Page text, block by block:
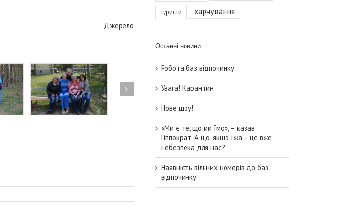
Джерело
туристи харчування
Останні новини
Робота баз відпочинку
Увага! Карантин
Нове шоу!
«Ми є те, що ми їмо», – казав
Гіппократ. А що, якщо їжа – це вже
небезпека для нас?
Наявність вільних номерів до баз
відпочинку